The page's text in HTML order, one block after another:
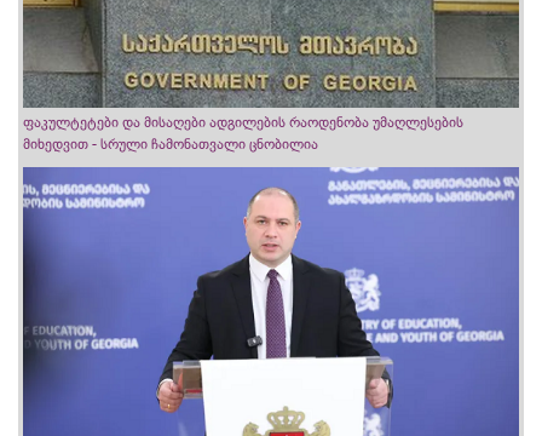
ფაკულტეტები და მისაღები ადგილების რაოდენობა უმაღლესების
მიხედვით - სრული ჩამონათვალი ცნობილია